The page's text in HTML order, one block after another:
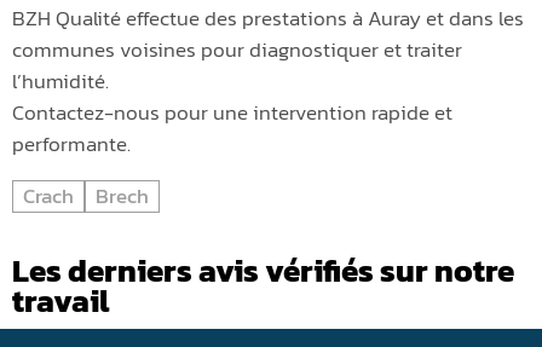
BZH Qualité effectue des prestations à Auray et dans les
communes voisines pour diagnostiquer et traiter
l’humidité.
Contactez-nous pour une intervention rapide et
performante.
Crach
Brech
Les derniers avis vérifiés sur notre
travail